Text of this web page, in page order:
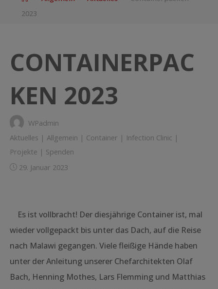
2023
CONTAINERPAC
KEN 2023
WPadmin
Aktuelles | Allgemein | Container | Infection Clinic |
Projekte | Spenden
29. Januar 2023
Es ist vollbracht! Der diesjährige Container ist, mal
wieder vollgepackt bis unter das Dach, auf die Reise
nach Malawi gegangen. Viele fleißige Hände haben
unter der Anleitung unserer Chefarchitekten Olaf
Bach, Henning Mothes, Lars Flemming und Matthias